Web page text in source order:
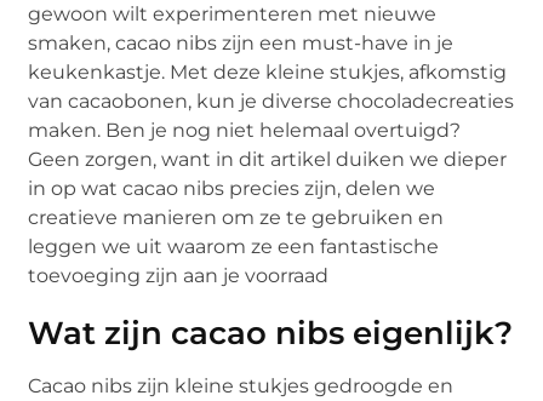
gewoon wilt experimenteren met nieuwe
smaken, cacao nibs zijn een must-have in je
keukenkastje. Met deze kleine stukjes, afkomstig
van cacaobonen, kun je diverse chocoladecreaties
maken. Ben je nog niet helemaal overtuigd?
Geen zorgen, want in dit artikel duiken we dieper
in op wat cacao nibs precies zijn, delen we
creatieve manieren om ze te gebruiken en
leggen we uit waarom ze een fantastische
toevoeging zijn aan je voorraad
Wat zijn cacao nibs eigenlijk?
Cacao nibs zijn kleine stukjes gedroogde en